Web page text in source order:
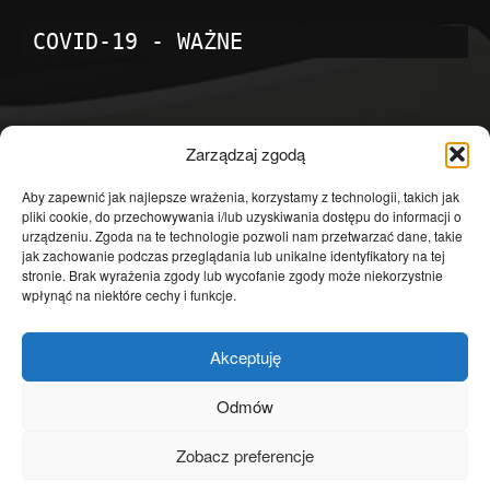
Zarządzaj zgodą
Aby zapewnić jak najlepsze wrażenia, korzystamy z technologii, takich jak
pliki cookie, do przechowywania i/lub uzyskiwania dostępu do informacji o
urządzeniu. Zgoda na te technologie pozwoli nam przetwarzać dane, takie
jak zachowanie podczas przeglądania lub unikalne identyfikatory na tej
stronie. Brak wyrażenia zgody lub wycofanie zgody może niekorzystnie
wpłynąć na niektóre cechy i funkcje.
Akceptuję
Odmów
Zobacz preferencje
COVID-19 - WAŻNE
Temat dnia
4601
Publicystyka
4363
Polityka
3639
Polska
Społeczeństwo
2823